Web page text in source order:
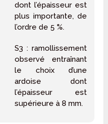
dont l’épaisseur est
plus importante, de
l’ordre de 5 %.
S3 : ramollissement
observé entraînant
le choix d’une
ardoise dont
l’épaisseur est
supérieure à 8 mm.